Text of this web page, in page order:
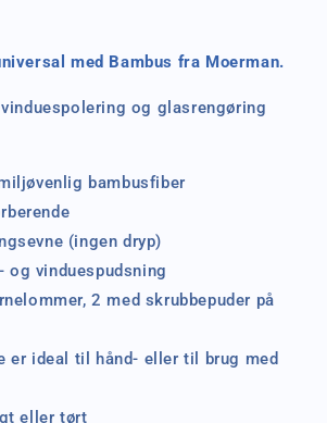
med Bambus fra Moerman.
og glasrengøring
bambusfiber
(ingen dryp)
vinduespudsning
2 med skrubbepuder på
er ideal til hånd- eller til brug med
eller tørt